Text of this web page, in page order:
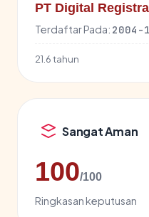
PT Digital
Terdaftar Pada: 2004-
21.6 tahun
Sangat Aman
100/100
Ringkasan keputusan